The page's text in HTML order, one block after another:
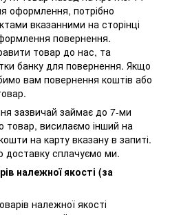
оформлення, потрібно
вказанними на сторінці
повернення.
товар до нас, та
банку для повернення. Якщо
вам повернення коштів або
зазвичай займає до 7-ми
товар, висилаємо інший на
на карту вказану в запиті.
доставку сплачуємо ми.
належної якості (за
належної якості